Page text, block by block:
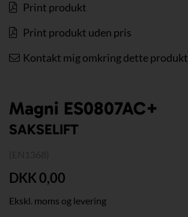
Print produkt
Print produkt uden pris
Kontakt mig omkring dette produkt
Magni ES0807AC+
SAKSELIFT
DKK 0,00
Ekskl. moms og levering